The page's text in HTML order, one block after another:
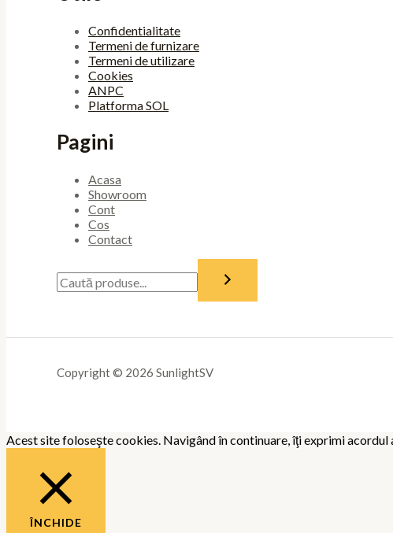
Confidentialitate
Termeni de furnizare
Termeni de utilizare
Cookies
ANPC
Platforma SOL
Pagini
Acasa
Showroom
Cont
Cos
Contact
Copyright © 2026 SunlightSV
Acest site foloseşte cookies. Navigând în continuare, îţi exprimi
ÎNCHIDE